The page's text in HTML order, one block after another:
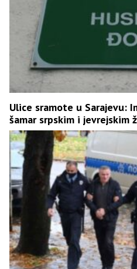
Ulice sramote u Sarajevu:
šamar srpskim i jevrejskim